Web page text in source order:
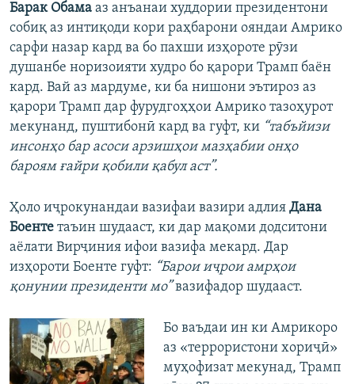
Барак Обама аз анъанаи худдории президентони
собиқ аз интиқоди кори раҳбарони ояндаи Амрико
сарфи назар кард ва бо пахши изҳороте рӯзи
душанбе норизоияти худро бо қарори Трамп баён
кард. Вай аз мардуме, ки ба нишони эътироз аз
қарори Трамп дар фурудгоҳҳои Амрико тазоҳурот
мекунанд, пуштибонӣ кард ва гуфт, ки “табъйизи
инсонҳо бар асоси арзишҳои мазҳабии онҳо
бароям ғайри қобили қабул аст”.
Ҳоло иҷрокунандаи вазифаи вазири адлия Дана
Боенте таъин шудааст, ки дар мақоми додситони
аёлати Вирҷиния ифои вазифа мекард. Дар
изҳороти Боенте гуфт: “Барои иҷрои амрҳои
қонунии президенти мо”вазифадор шудааст.
Бо ваъдаи ин ки Амрикоро
аз «террористони хориҷӣ»
муҳофизат мекунад, Трамп